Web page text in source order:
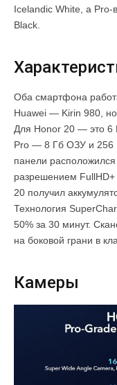
Icelandic White, а Pro-
Black.
Оба смартфона
Huawei — Kirin 980,
Для Honor 20 — это 6
Pro — 8 Гб ОЗУ и 256
панели
разрешением
20 получил
Технология
50% за 30 минут.
на боковой грани в
Камеры